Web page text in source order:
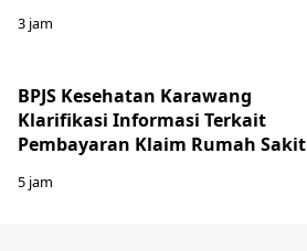
3 jam
BPJS Kesehatan Karawang
Klarifikasi Informasi Terkait
Pembayaran Klaim Rumah Sakit
5 jam